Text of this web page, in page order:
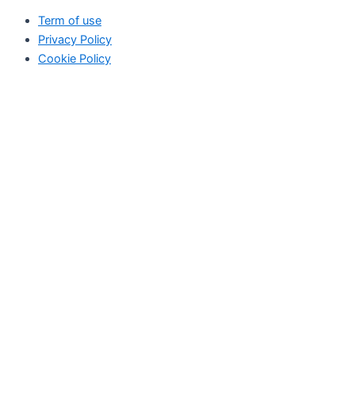
Term of use
Privacy Policy
Cookie Policy